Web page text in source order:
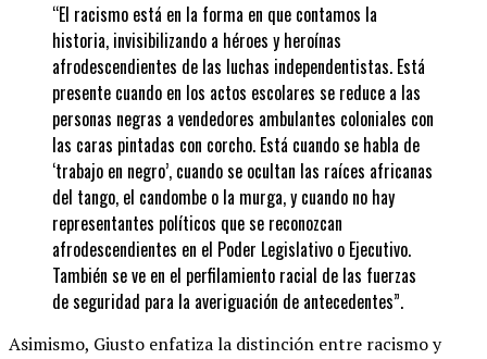
“El racismo está en la forma en que contamos la
historia, invisibilizando a héroes y heroínas
afrodescendientes de las luchas independentistas. Está
presente cuando en los actos escolares se reduce a las
personas negras a vendedores ambulantes coloniales con
las caras pintadas con corcho. Está cuando se habla de
‘trabajo en negro’, cuando se ocultan las raíces africanas
del tango, el candombe o la murga, y cuando no hay
representantes políticos que se reconozcan
afrodescendientes en el Poder Legislativo o Ejecutivo.
También se ve en el perfilamiento racial de las fuerzas
de seguridad para la averiguación de antecedentes”.
Asimismo, Giusto enfatiza la distinción entre racismo y